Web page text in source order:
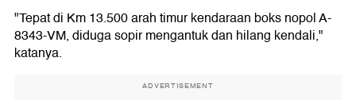
"Tepat di Km 13.500 arah timur kendaraan boks nopol A-
8343-VM, diduga sopir mengantuk dan hilang kendali,"
katanya.
ADVERTISEMENT